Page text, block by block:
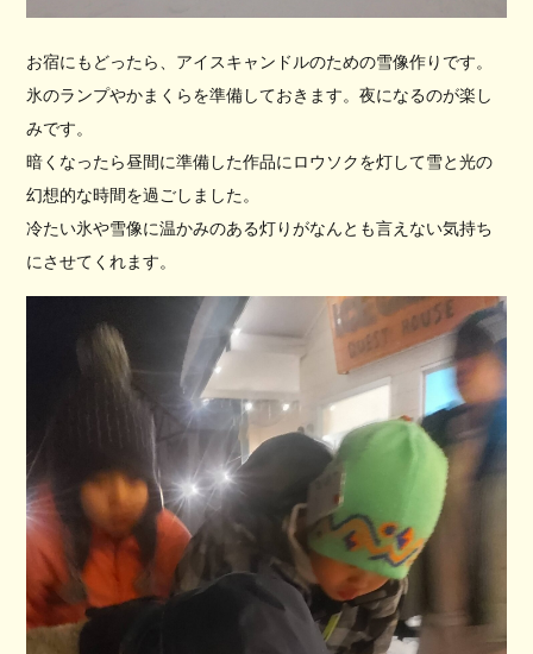
お宿にもどったら、アイスキャンドルのための雪像作りです。
氷のランプやかまくらを準備しておきます。夜になるのが楽し
みです。
暗くなったら昼間に準備した作品にロウソクを灯して雪と光の
幻想的な時間を過ごしました。
冷たい氷や雪像に温かみのある灯りがなんとも言えない気持ち
にさせてくれます。